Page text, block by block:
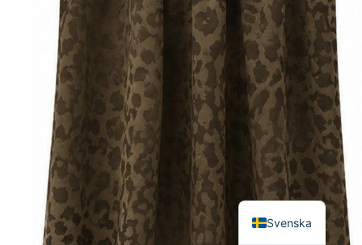
Svenska
English